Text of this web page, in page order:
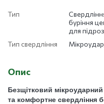
Тип
буріння
для
Тип свердління
Опис
Безщітковий
та комфортне свердління